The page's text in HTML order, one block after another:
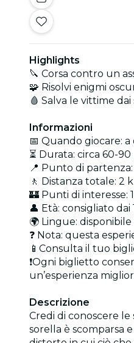
Highlights
🔪 Corsa contro un
🧩 Risolvi enigmi
🩸 Salva le vittime
Informazioni
📅 Quando giocare:
⏳ Durata: circa 60-
📍 Punto di partenza:
🚶 Distanza totale: 2
🏰 Punti di interesse:
👤 Età: consigliato dai
🌍 Lingue:
❓ Nota: questa
📱Consulta il tuo
❗Ogni biglietto
un’esperienza
Descrizione
Credi di conoscere
sorella è scomparsa